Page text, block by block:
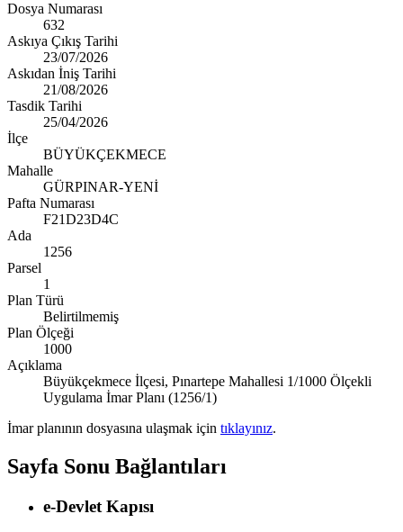
Dosya Numarası
632
Askıya Çıkış Tarihi
23/07/2026
Askıdan İniş Tarihi
21/08/2026
Tasdik Tarihi
25/04/2026
İlçe
BÜYÜKÇEKMECE
Mahalle
GÜRPINAR-YENİ
Pafta Numarası
F21D23D4C
Ada
1256
Parsel
1
Plan Türü
Belirtilmemiş
Plan Ölçeği
1000
Açıklama
Büyükçekmece İlçesi, Pınartepe Mahallesi 1/1000 Ölçekli
Uygulama İmar Planı (1256/1)
İmar planının dosyasına ulaşmak için tıklayınız.
Sayfa Sonu Bağlantıları
e-Devlet Kapısı